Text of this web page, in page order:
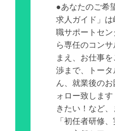
●あなたのご希
求人ガイド」
職サポートセ
ら専任のコン
まえ、お仕事
渉まで、トー
ん、就業後の
ォロー致しま
きたい！など
「初任者研修